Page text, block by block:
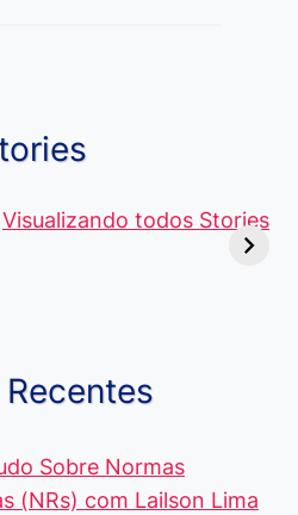
Visualizando todos Stories
de 5 Centavos
Curso de
Pacote
Sobre Normas
(NRs) com Lailson Lima